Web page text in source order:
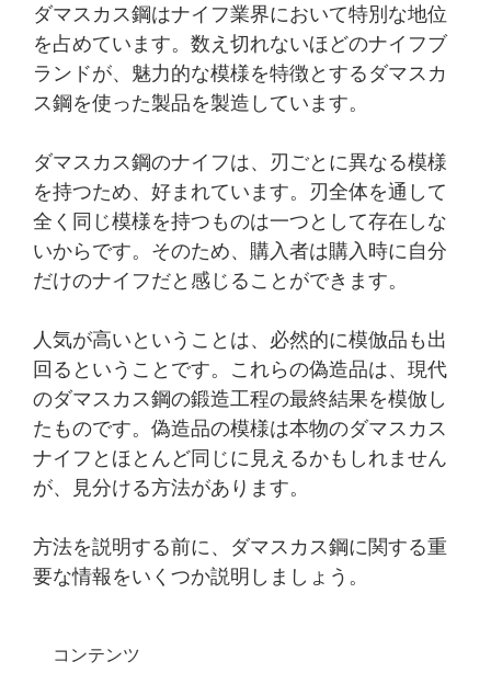
ダマスカス鋼はナイフ業界において特別な地位
を占めています。数え切れないほどのナイフブ
ランドが、魅力的な模様を特徴とするダマスカ
ス鋼を使った製品を製造しています。
ダマスカス鋼のナイフは、刃ごとに異なる模様
を持つため、好まれています。刃全体を通して
全く同じ模様を持つものは一つとして存在しな
いからです。そのため、購入者は購入時に自分
だけのナイフだと感じることができます。
人気が高いということは、必然的に模倣品も出
回るということです。これらの偽造品は、現代
のダマスカス鋼の鍛造工程の最終結果を模倣し
たものです。偽造品の模様は本物のダマスカス
ナイフとほとんど同じに見えるかもしれません
が、見分ける方法があります。
方法を説明する前に、ダマスカス鋼に関する重
要な情報をいくつか説明しましょう。
コンテンツ